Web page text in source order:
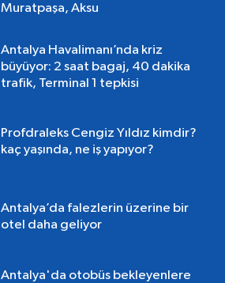
Muratpaşa, Aksu
Antalya Havalimanı’nda kriz
büyüyor: 2 saat bagaj, 40 dakika
trafik, Terminal 1 tepkisi
Profdraleks Cengiz Yıldız kimdir?
kaç yaşında, ne iş yapıyor?
Antalya’da falezlerin üzerine bir
otel daha geliyor
Antalya'da otobüs bekleyenlere